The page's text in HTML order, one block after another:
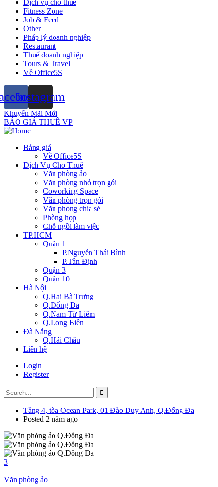
Dịch vụ cho thuê
Fitness Zone
Job & Feed
Other
Pháp lý doanh nghiệp
Restaurant
Thuế doanh nghiệp
Tours & Travel
Về Office5S
Instagram
Khuyến Mãi Mới
BÁO GIÁ THUÊ VP
Bảng giá
Về Office5S
Dịch Vụ Cho Thuê
Văn phòng ảo
Văn phòng nhỏ trọn gói
Coworking Space
Văn phòng trọn gói
Văn phòng chia sẻ
Phòng họp
Chỗ ngồi làm việc
TP.HCM
Quận 1
P.Nguyễn Thái Bình
P.Tân Định
Quận 3
Quận 10
Hà Nội
Q.Hai Bà Trưng
Q.Đống Đa
Q.Nam Từ Liêm
Q.Long Biên
Đà Nẵng
Q.Hải Châu
Liên hệ
Login
Register
Tầng 4, tòa Ocean Park, 01 Đào Duy Anh, Q.Đống Đa
Posted 2 năm ago
3
Văn phòng ảo